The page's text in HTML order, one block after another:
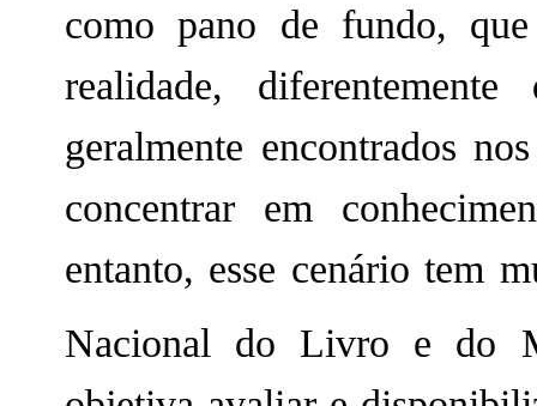
como pano de fundo,
realidade,
geralmente encontrados
concentrar em
entanto, esse cenário tem
Nacional do Livro e do